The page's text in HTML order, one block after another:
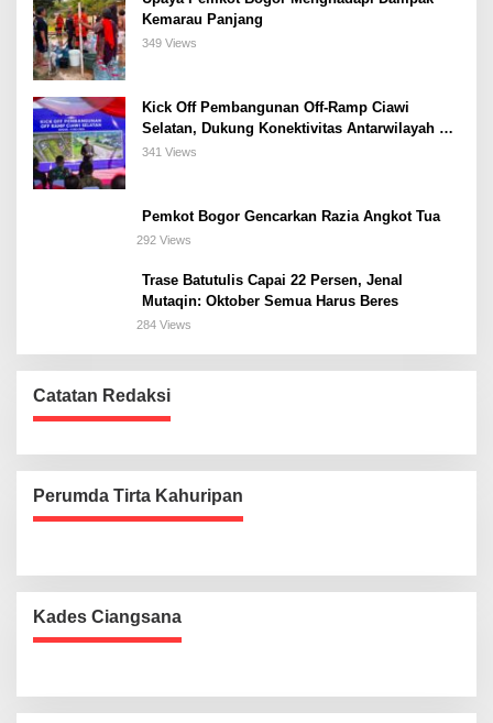
Kemarau Panjang
349 Views
Kick Off Pembangunan Off-Ramp Ciawi
Selatan, Dukung Konektivitas Antarwilayah di
Bogor Selatan
341 Views
Pemkot Bogor Gencarkan Razia Angkot Tua
292 Views
Trase Batutulis Capai 22 Persen, Jenal
Mutaqin: Oktober Semua Harus Beres
284 Views
Catatan Redaksi
Perumda Tirta Kahuripan
Kades Ciangsana